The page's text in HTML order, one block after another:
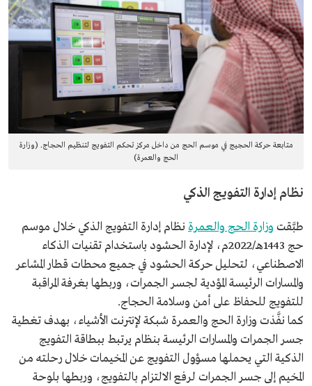
متابعة حركة الحجيج في موسم الحج من داخل مركز تحكم التفويج لتنظيم الحجاج. (وزارة
الحج والعمرة)
نظام إدارة التفويج الذكي
طبَّقت وزارة الحج والعمرة نظام إدارة التفويج الذكي خلال موسم
حج 1443هـ/2022م، لإدارة الحشود باستخدام تقنيات الذكاء
الاصطناعي، لتحليل حركة الحشود في جميع محطات قطار المشاعر
والمسارات الرئيسة المؤدية لجسر الجمرات، وربطها بغرفة المراقبة
للتفويج للحفاظ على أمن وسلامة الحجاج.
كما نفَّذت وزارة الحج والعمرة شبكة لإنترنت الأشياء، بهدف تغطية
جسر الجمرات والمسارات الرئيسة بنظام يرتبط ببطاقة التفويج
الذكية التي يحملها مسؤول التفويج عن المخيمات خلال رحلته من
المخيم إلى جسر الجمرات لرفع الالتزام بالتفويج، وربطها بلوحة